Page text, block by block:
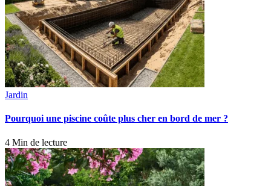
Jardin
Pourquoi une piscine coûte plus cher en bord de mer ?
4 Min de lecture